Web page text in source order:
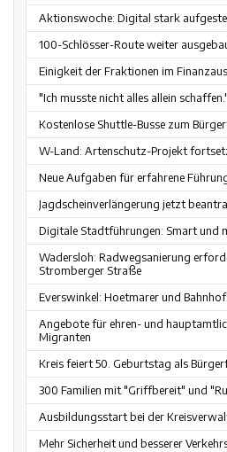
Aktionswoche: Digital stark
100-Schlösser-Route weiter
Einigkeit der Fraktionen im
"Ich musste nicht alles allein schaffen."
Kostenlose Shuttle-Busse zum
W-Land: Artenschutz-Projekt
Neue Aufgaben für erfahrene
Jagdscheinverlängerung jetzt
Digitale Stadtführungen: Smart und
Wadersloh: Radwegsanierung
Stromberger Straße
Everswinkel: Hoetmarer und
Angebote für ehren- und
Migranten
Kreis feiert 50. Geburtstag als
300 Familien mit "Griffbereit" und
Ausbildungsstart bei der
Mehr Sicherheit und besserer